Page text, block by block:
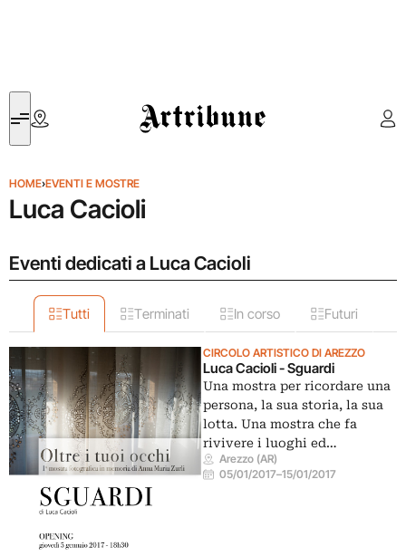
Artribune
HOME›EVENTI E MOSTRE
Luca Cacioli
Eventi dedicati a Luca Cacioli
Tutti Terminati In corso Futuri
CIRCOLO ARTISTICO DI AREZZO
Luca Cacioli - Sguardi
Una mostra per ricordare una
persona, la sua storia, la sua
lotta. Una mostra che fa
rivivere i luoghi ed…
Arezzo (AR)
05/01/2017–15/01/2017